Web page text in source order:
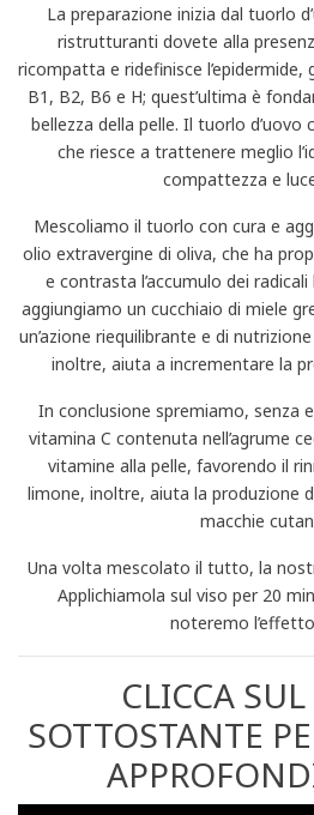
La preparazione inizia dal tuorlo
ristrutturanti dovete alla
ricompatta e ridefinisce l’epidermide,
B1, B2, B6 e H; quest’ultima è
bellezza della pelle. Il tuorlo d’uovo
che riesce a trattenere meglio
compattezza e
Mescoliamo il tuorlo con cura e
olio extravergine di oliva, che ha
e contrasta l’accumulo dei
aggiungiamo un cucchiaio di miele
un’azione riequilibrante e di
inoltre, aiuta a incrementare la
In conclusione spremiamo, senza
vitamina C contenuta nell’agrume
vitamine alla pelle, favorendo il
limone, inoltre, aiuta la produzione
macchie
Una volta mescolato il tutto, la
Applichiamola sul viso per 20
noteremo
CLICCA
SOTTOSTANTE